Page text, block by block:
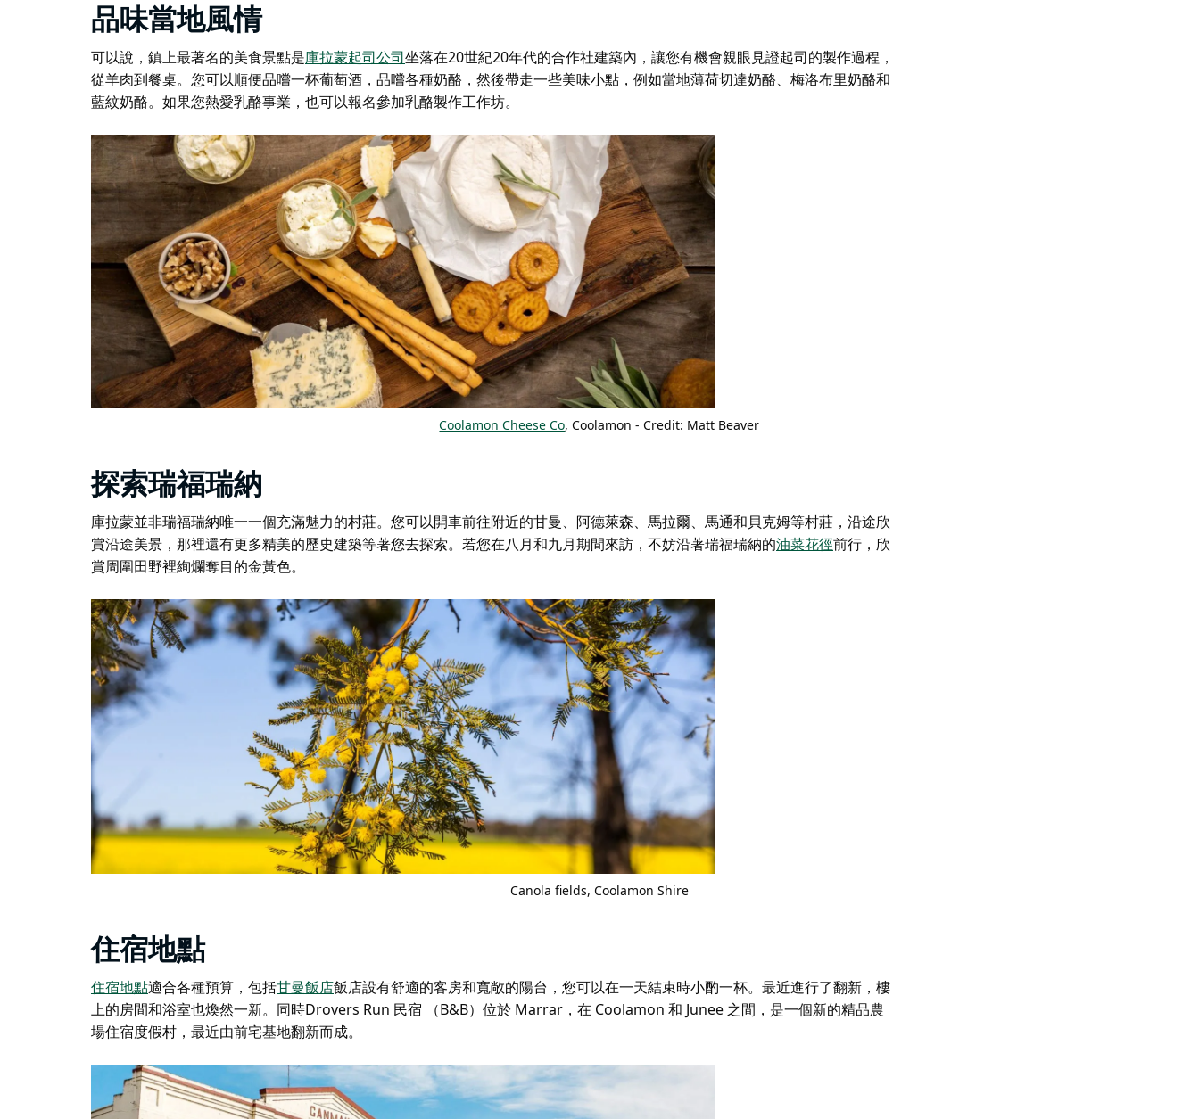
品味當地風情
可以說，鎮上最著名的美食景點是庫拉蒙起司公司坐落在20世紀20年代的合作社建築內，讓您有機會親眼見證起司的製作過程，
從羊肉到餐桌。您可以順便品嚐一杯葡萄酒，品嚐各種奶酪，然後帶走一些美味小點，例如當地薄荷切達奶酪、梅洛布里奶酪和
藍紋奶酪。如果您熱愛乳酪事業，也可以報名參加乳酪製作工作坊。
Coolamon Cheese Co, Coolamon - Credit: Matt Beaver
探索瑞福瑞納
庫拉蒙並非瑞福瑞納唯一一個充滿魅力的村莊。您可以開車前往附近的甘曼、阿德萊森、馬拉爾、馬通和貝克姆等村莊，沿途欣
賞沿途美景，那裡還有更多精美的歷史建築等著您去探索。若您在八月和九月期間來訪，不妨沿著瑞福瑞納的油菜花徑前行，欣
賞周圍田野裡絢爛奪目的金黃色。
Canola fields, Coolamon Shire
住宿地點
住宿地點適合各種預算，包括甘曼飯店飯店設有舒適的客房和寬敞的陽台，您可以在一天結束時小酌一杯。最近進行了翻新，樓
上的房間和浴室也煥然一新。同時Drovers Run 民宿 （B&B）位於 Marrar，在 Coolamon 和 Junee 之間，是一個新的精品農
場住宿度假村，最近由前宅基地翻新而成。